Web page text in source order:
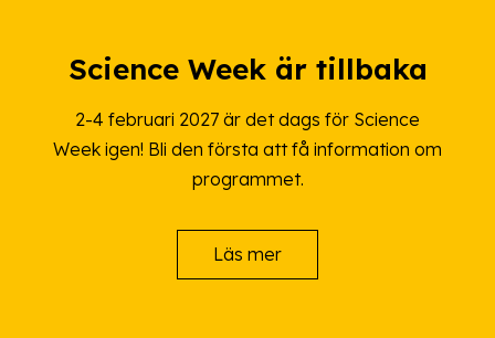
Science Week är tillbaka
2-4 februari 2027 är det dags för Science
Week igen! Bli den första att få information om
programmet.
Läs mer